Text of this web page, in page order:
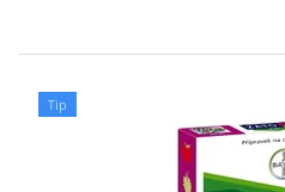
Tip